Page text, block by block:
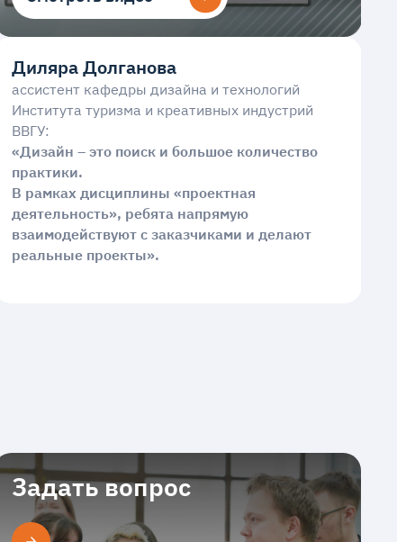
Диляра Долганова
ассистент кафедры дизайна и технологий
Института туризма и креативных индустрий
ВВГУ:
«Дизайн – это поиск и большое количество
практики.
В рамках дисциплины «проектная
деятельность», ребята напрямую
взаимодействуют с заказчиками и делают
реальные проекты».
Задать вопрос